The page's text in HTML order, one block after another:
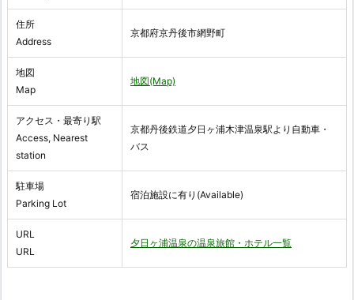
住所
Address
京都府京丹後市網野町
地図
Map
地図(Map)
アクセス・最寄り駅
Access, Nearest
station
京都丹後鉄道夕日ヶ浦木津温泉駅より自動車・
バス
駐車場
Parking Lot
宿泊施設に有り(Available)
URL
URL
夕日ヶ浦温泉の温泉旅館・ホテル一覧